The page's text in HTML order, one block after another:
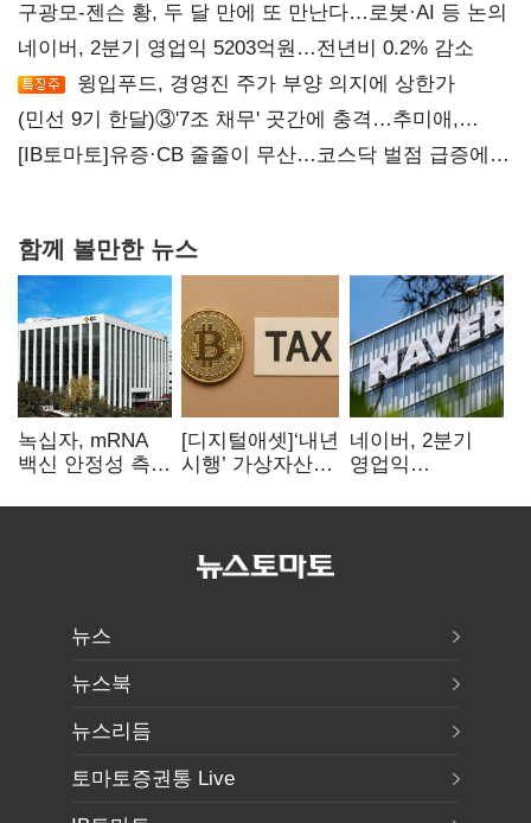
구광모-젠슨 황, 두 달 만에 또 만난다…로봇·AI 등 논의
네이버, 2분기 영업익 5203억원…전년비 0.2% 감소
윙입푸드, 경영진 주가 부양 의지에 상한가
(민선 9기 한달)③'7조 채무' 곳간에 충격…추미애,
20년만에 '비상재정' 선언 승부수
[IB토마토]유증·CB 줄줄이 무산…코스닥 벌점 급증에
함께 볼만한 뉴스
녹십자, mRNA
백신 안정성 측정
[디지털애셋]‘내년
시행’ 가상자산
문턱 넘을까
네이버, 2분기
영업익
전년비 0.2%
뉴스
뉴스북
뉴스리듬
토마토증권통 Live